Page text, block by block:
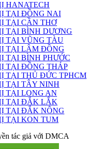
HANATECH
TẠI ĐỒNG NAI
TẠI CẦN THƠ
TẠI BÌNH DƯƠNG
TẠI VŨNG TÀU
TẠI LÂM ĐỒNG
TẠI BÌNH PHƯỚC
TẠI ĐỒNG THÁP
TẠI THỦ ĐỨC TPHCM
TẠI TÂY NINH
TẠI LONG AN
TẠI ĐẮK LẮK
TẠI ĐẮK NÔNG
TẠI KON TUM
tác giả với DMCA